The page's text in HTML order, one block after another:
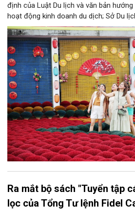
định của Luật Du lịch và văn bản
hoạt động kinh doanh du dịch; Sở Du
chức, đơn vị, doanh nghiệp kinh doanh
bàn thành phố thực hiện một số nội
góp phần thực hiện thắng lợi các mục
Nội năm 2026 và giai đoạn tiếp theo.
Ra mắt bộ sách "Tuyển tập
lọc của Tổng Tư lệnh Fidel